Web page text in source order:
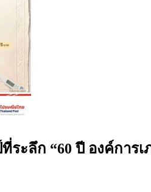
ะลึก “60 ปี องค์การ